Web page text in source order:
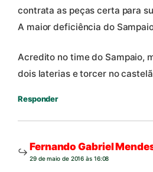
contrata as peças certa para
A maior deficiência do
Acredito no time do Sampaio,
dois laterias e torcer no
Responder
Fernando Gabriel
29 de maio de 2016 às 16:08